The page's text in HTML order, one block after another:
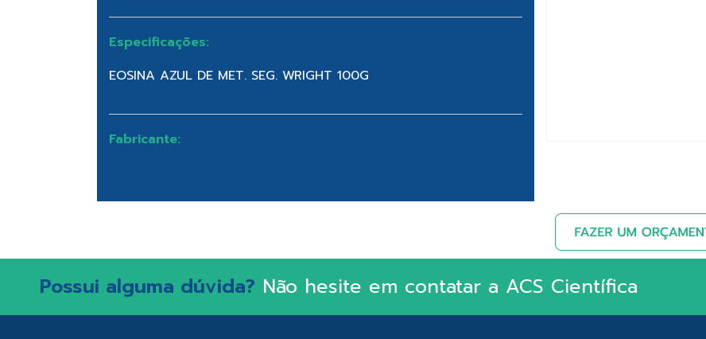
Especificações:
EOSINA AZUL DE MET. SEG. WRIGHT 100G
Fabricante:
Possui alguma dúvida? Não hesite em contatar a ACS Científica